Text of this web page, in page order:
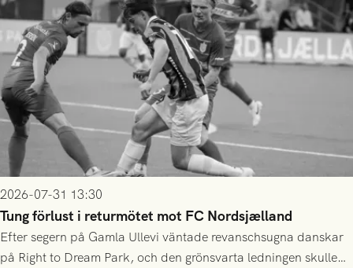
2026-07-31 13:30
Tung förlust i returmötet mot FC Nordsjælland
Efter segern på Gamla Ullevi väntade revanschsugna danskar
på Right to Dream Park, och den grönsvarta ledningen skulle